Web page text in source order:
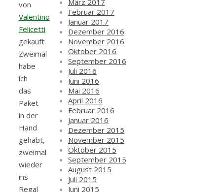
von
Valentino
Felicetti
gekauft.
Zweimal
habe
ich
das
Paket
in der
Hand
gehabt,
zweimal
wieder
ins
Regal
Februar 2017
Januar 2017
Dezember 2016
November 2016
Oktober 2016
September 2016
Juli 2016
Juni 2016
Mai 2016
April 2016
Februar 2016
Januar 2016
Dezember 2015
November 2015
Oktober 2015
September 2015
August 2015
Juli 2015
Juni 2015